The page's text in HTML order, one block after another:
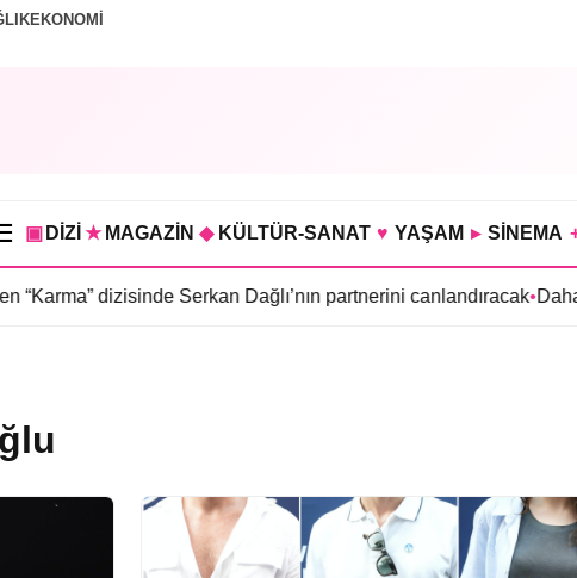
EKONOMİ
▣ DİZİ ★ MAGAZİN ◆ KÜLTÜR-SANAT ♥ YAŞAM ▸ SİNEMA
dizisinde Serkan Dağlı’nın partnerini canlandıracak•Daha